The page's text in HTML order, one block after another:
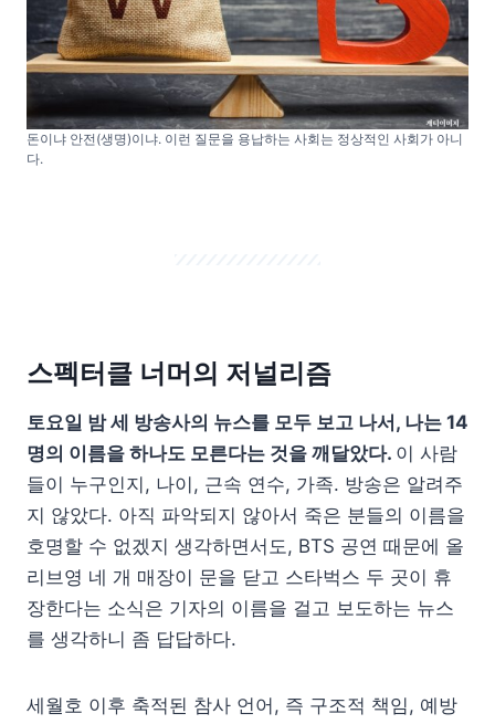
돈이냐 안전(생명)이냐. 이런 질문을 용납하는 사회는 정상적인 사회가 아니
다.
스펙터클 너머의 저널리즘
토요일 밤 세 방송사의 뉴스를 모두 보고 나서, 나는 14
명의 이름을 하나도 모른다는 것을 깨달았다. 이 사람
들이 누구인지, 나이, 근속 연수, 가족. 방송은 알려주
지 않았다. 아직 파악되지 않아서 죽은 분들의 이름을
호명할 수 없겠지 생각하면서도, BTS 공연 때문에 올
리브영 네 개 매장이 문을 닫고 스타벅스 두 곳이 휴
장한다는 소식은 기자의 이름을 걸고 보도하는 뉴스
를 생각하니 좀 답답하다.
세월호 이후 축적된 참사 언어, 즉 구조적 책임, 예방